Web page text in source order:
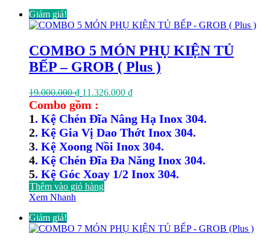
Giảm giá!
COMBO 5 MÓN PHỤ KIỆN TỦ
BẾP – GROB ( Plus )
19.000.000₫ Giá
gốc
là:
19.000.000 ₫.
11.326.000 ₫Giá
tại
là:
11.326.000 ₫.
Combo gồm :
1. Kệ Chén Đĩa Nâng Hạ Inox 304.
2. Kệ Gia Vị Dao Thớt Inox 304.
3. Kệ Xoong Nồi Inox 304.
4. Kệ Chén Đĩa Đa Năng Inox 304.
5. Kệ Góc Xoay 1/2 Inox 304.
Thêm vào giỏ hàng
Xem Nhanh
Giảm giá!